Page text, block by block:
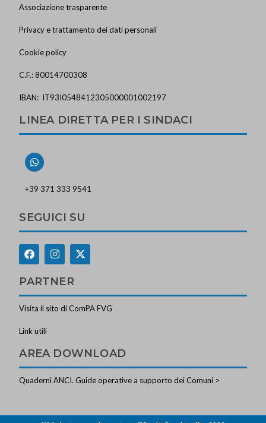
Associazione trasparente
Privacy e trattamento dei dati personali
Cookie policy
C.F.: 80014700308
IBAN: IT93I0548412305000001002197
LINEA DIRETTA PER I SINDACI
+39 371 333 9541
SEGUICI SU
PARTNER
Visita il sito di ComPA FVG
Link utili
AREA DOWNLOAD
Quaderni ANCI. Guide operative a supporto dei Comuni >